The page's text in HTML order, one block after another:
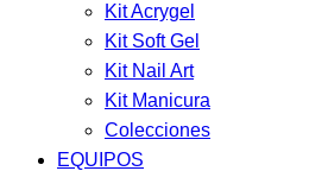
Kit Acrygel
Kit Soft Gel
Kit Nail Art
Kit Manicura
Colecciones
EQUIPOS